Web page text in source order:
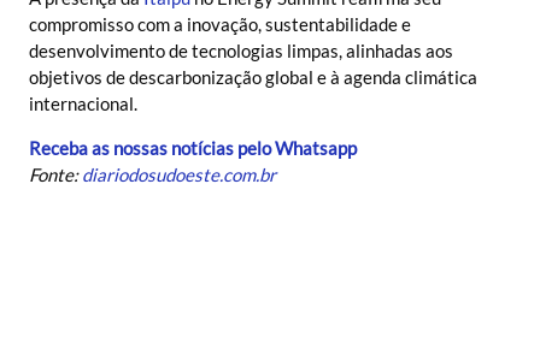
compromisso com a inovação, sustentabilidade e
desenvolvimento de tecnologias limpas, alinhadas aos
objetivos de descarbonização global e à agenda climática
internacional.
Receba as nossas notícias pelo Whatsapp
Fonte:diariodosudoeste.com.br